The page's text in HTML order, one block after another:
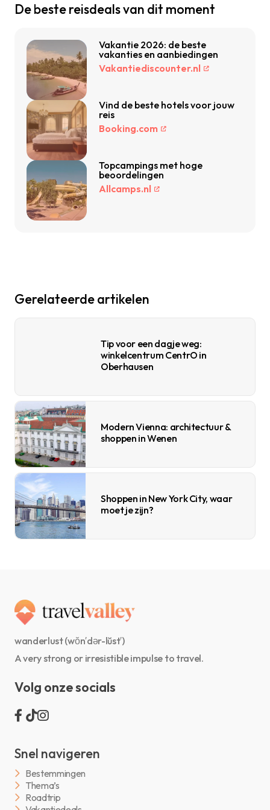
De beste reisdeals van dit moment
Vakantie 2026: de beste
vakanties en aanbiedingen
Vakantiediscounter.nl
Vind de beste hotels voor jouw
reis
Booking.com
Topcampings met hoge
beoordelingen
Allcamps.nl
Gerelateerde artikelen
Tip voor een dagje weg:
winkelcentrum CentrO in
Oberhausen
Modern Vienna: architectuur &
shoppen in Wenen
Shoppen in New York City, waar
moet je zijn?
wanderlust (wŏn′dər-lŭst′)
A very strong or irresistible impulse to travel.
Volg onze socials
Snel navigeren
Bestemmingen
Thema’s
Roadtrip